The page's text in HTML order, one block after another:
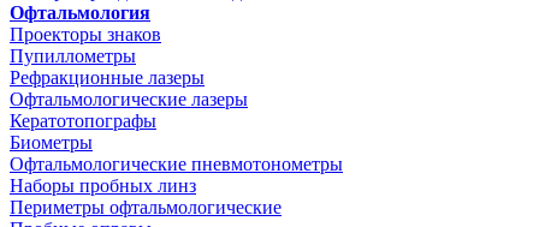
Офтальмология
Проекторы знаков
Пупиллометры
Рефракционные лазеры
Офтальмологические лазеры
Кератотопографы
Биометры
Офтальмологические пневмотонометры
Наборы пробных линз
Периметры офтальмологические